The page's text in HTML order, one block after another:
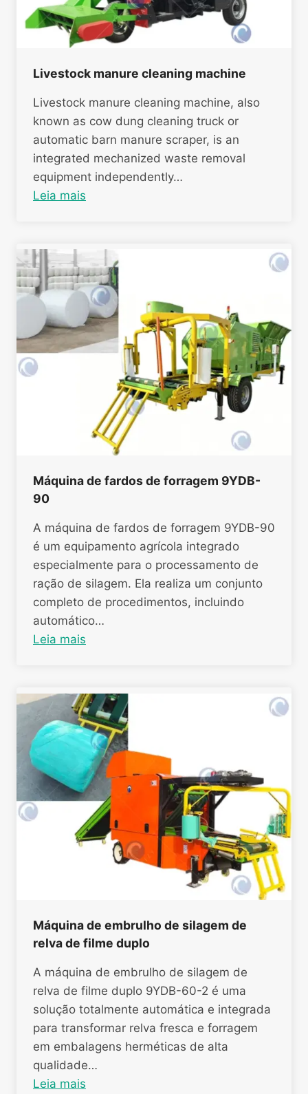
Livestock manure cleaning machine
Livestock manure cleaning machine, also
known as cow dung cleaning truck or
automatic barn manure scraper, is an
integrated mechanized waste removal
equipment independently…
Leia mais
Máquina de fardos de forragem 9YDB-
90
A máquina de fardos de forragem 9YDB-90
é um equipamento agrícola integrado
especialmente para o processamento de
ração de silagem. Ela realiza um conjunto
completo de procedimentos, incluindo
automático…
Leia mais
Máquina de embrulho de silagem de
relva de filme duplo
A máquina de embrulho de silagem de
relva de filme duplo 9YDB-60-2 é uma
solução totalmente automática e integrada
para transformar relva fresca e forragem
em embalagens herméticas de alta
qualidade…
Leia mais